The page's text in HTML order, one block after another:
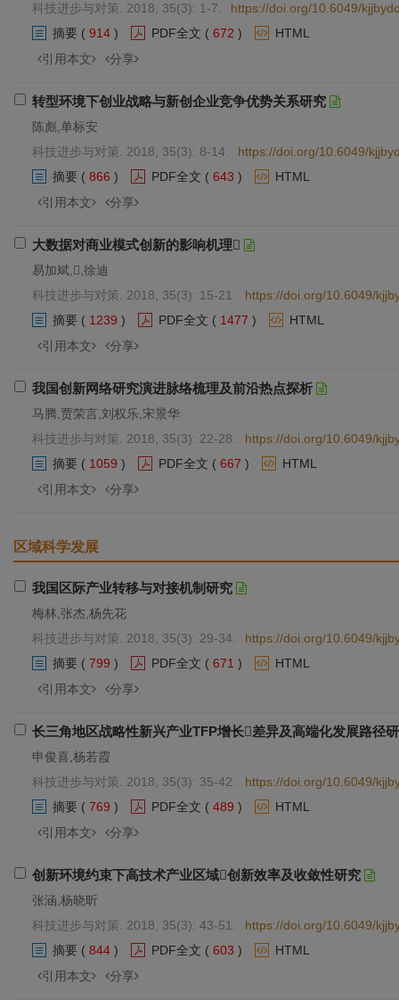
科技进步与对策. 2018, 35(3): 1-7.
https://doi.org/10.6049/
摘要 ( 914 ) PDF全文 ( 672 )
HTML
引用本文
分享
转型环境下创业战略与新创企业竞争优势关系研究
陈彪,单标安
科技进步与对策. 2018, 35(3): 8-14.
https://doi.org/10.6049/
摘要 ( 866 ) PDF全文 ( 643 )
HTML
引用本文
分享
大数据对商业模式创新的影响机理
易加斌,,徐迪
科技进步与对策. 2018, 35(3): 15-21.
https://doi.org/10.6049/
摘要 ( 1239 ) PDF全文 ( 1477 )
HTML
引用本文
分享
我国创新网络研究演进脉络梳理及前沿热点探析
马腾,贾荣言,刘权乐,宋景华
科技进步与对策. 2018, 35(3): 22-28.
https://doi.org/10.6049/
摘要 ( 1059 ) PDF全文 ( 667 )
HTML
引用本文
分享
区域科学发展
我国区际产业转移与对接机制研究
梅林,张杰,杨先花
科技进步与对策. 2018, 35(3): 29-34.
https://doi.org/10.6049/
摘要 ( 799 ) PDF全文 ( 671 )
HTML
引用本文
分享
长三角地区战略性新兴产业TFP增长差异及高端化发展路径
申俊喜,杨若霞
科技进步与对策. 2018, 35(3): 35-42.
https://doi.org/10.6049/
摘要 ( 769 ) PDF全文 ( 489 )
HTML
引用本文
分享
创新环境约束下高技术产业区域创新效率及收敛性研究
张涵,杨晓昕
科技进步与对策. 2018, 35(3): 43-51.
https://doi.org/10.6049/
摘要 ( 844 ) PDF全文 ( 603 )
HTML
引用本文
分享